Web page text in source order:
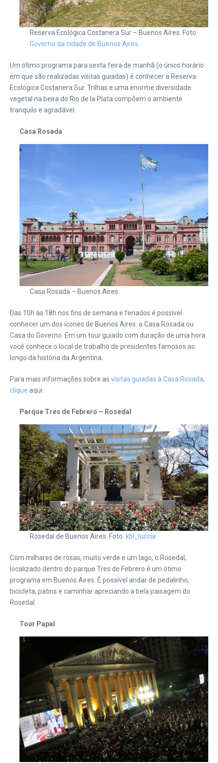
Reserva Ecológica Costanera Sur – Buenos Aires. Foto:
Governo da cidade de Buenos Aires
Um ótimo programa para sexta feira de manhã (o único horário
em que são realizadas visitas guiadas) é conhecer a Reserva
Ecológica Costanera Sur. Trilhas e uma enorme diversidade
vegetal na beira do Rio de la Plata compõem o ambiente
tranquilo e agradável.
Casa Rosada
Casa Rosada – Buenos Aires.
Das 10h às 18h nos fins de semana e feriados é possível
conhecer um dos ícones de Buenos Aires: a Casa Rosada ou
Casa do Governo. Em um tour guiado com duração de uma hora
você conhece o local de trabalho de presidentes famosos ao
longo da história da Argentina.
Para mais informações sobre as visitas guiadas à Casa Rosada,
clique aqui.
Parque Tres de Febrero – Rosedal
Rosedal de Buenos Aires. Foto: kbl_luccia
Com milhares de rosas, muito verde e um lago, o Rosedal,
localizado dentro do parque Tres de Febrero é um ótimo
programa em Buenos Aires. É possível andar de pedalinho,
bicicleta, patins e caminhar apreciando a bela paisagem do
Rosedal.
Tour Papal